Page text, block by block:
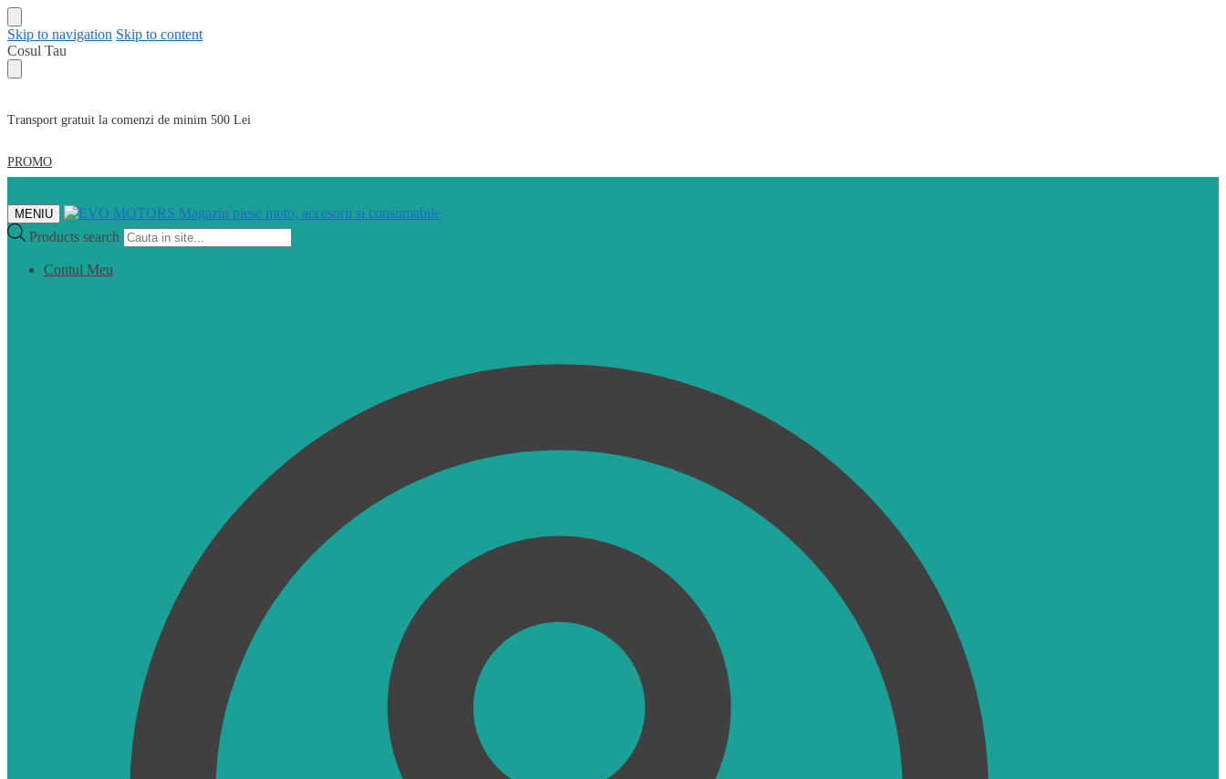
Skip to navigation Skip to content
Cosul Tau
Transport gratuit la comenzi de minim 500 Lei
PROMO
MENIU
Products search
Contul Meu